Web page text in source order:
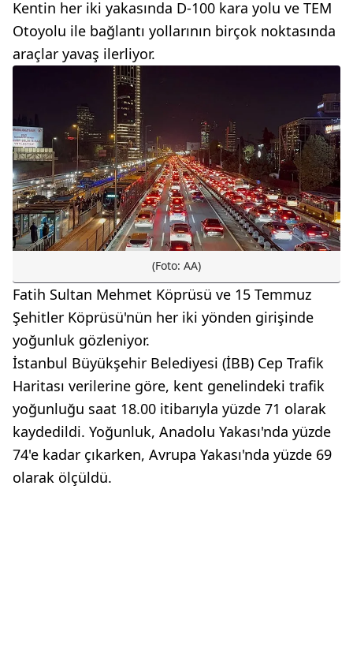
Kentin her iki yakasında D-100 kara yolu ve TEM
Otoyolu ile bağlantı yollarının birçok noktasında
araçlar yavaş ilerliyor.
(Foto: AA)
Fatih Sultan Mehmet Köprüsü ve 15 Temmuz
Şehitler Köprüsü'nün her iki yönden girişinde
yoğunluk gözleniyor.
İstanbul Büyükşehir Belediyesi (İBB) Cep Trafik
Haritası verilerine göre, kent genelindeki trafik
yoğunluğu saat 18.00 itibarıyla yüzde 71 olarak
kaydedildi. Yoğunluk, Anadolu Yakası'nda yüzde
74'e kadar çıkarken, Avrupa Yakası'nda yüzde 69
olarak ölçüldü.